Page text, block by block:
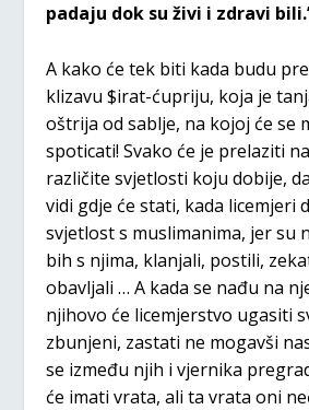
padaju dok su živi i zdravi
A kako će tek biti kada budu
klizavu $irat-ćupriju, koja je
oštrija od sablje, na kojoj će se
spoticati! Svako će je prelaziti
različite svjetlosti koju dobije,
vidi gdje će stati, kada licemjeri
svjetlost s muslimanima, jer su
bih s njima, klanjali, postili,
obavljali … A kada se nađu na
njihovo će licemjerstvo ugasiti
zbunjeni, zastati ne mogavši
se između njih i vjernika
će imati vrata, ali ta vrata oni